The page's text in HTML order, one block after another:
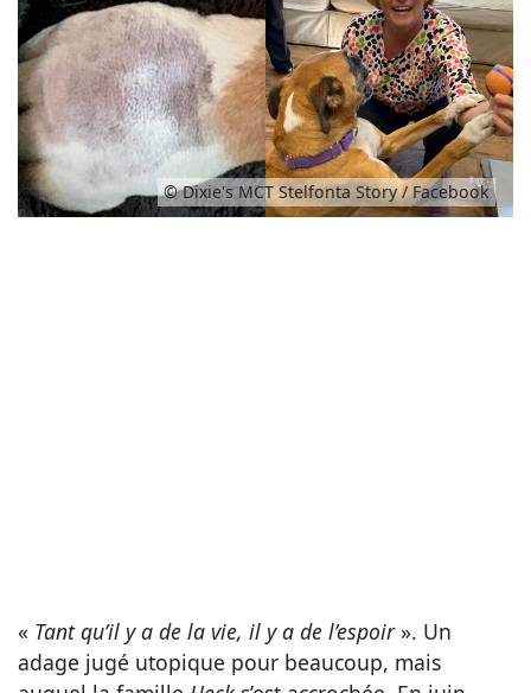
© Dixie's MCT Stelfonta Story / Facebook
« Tant qu’il y a de la vie, il y a de l’espoir». Un
adage jugé utopique pour beaucoup, mais